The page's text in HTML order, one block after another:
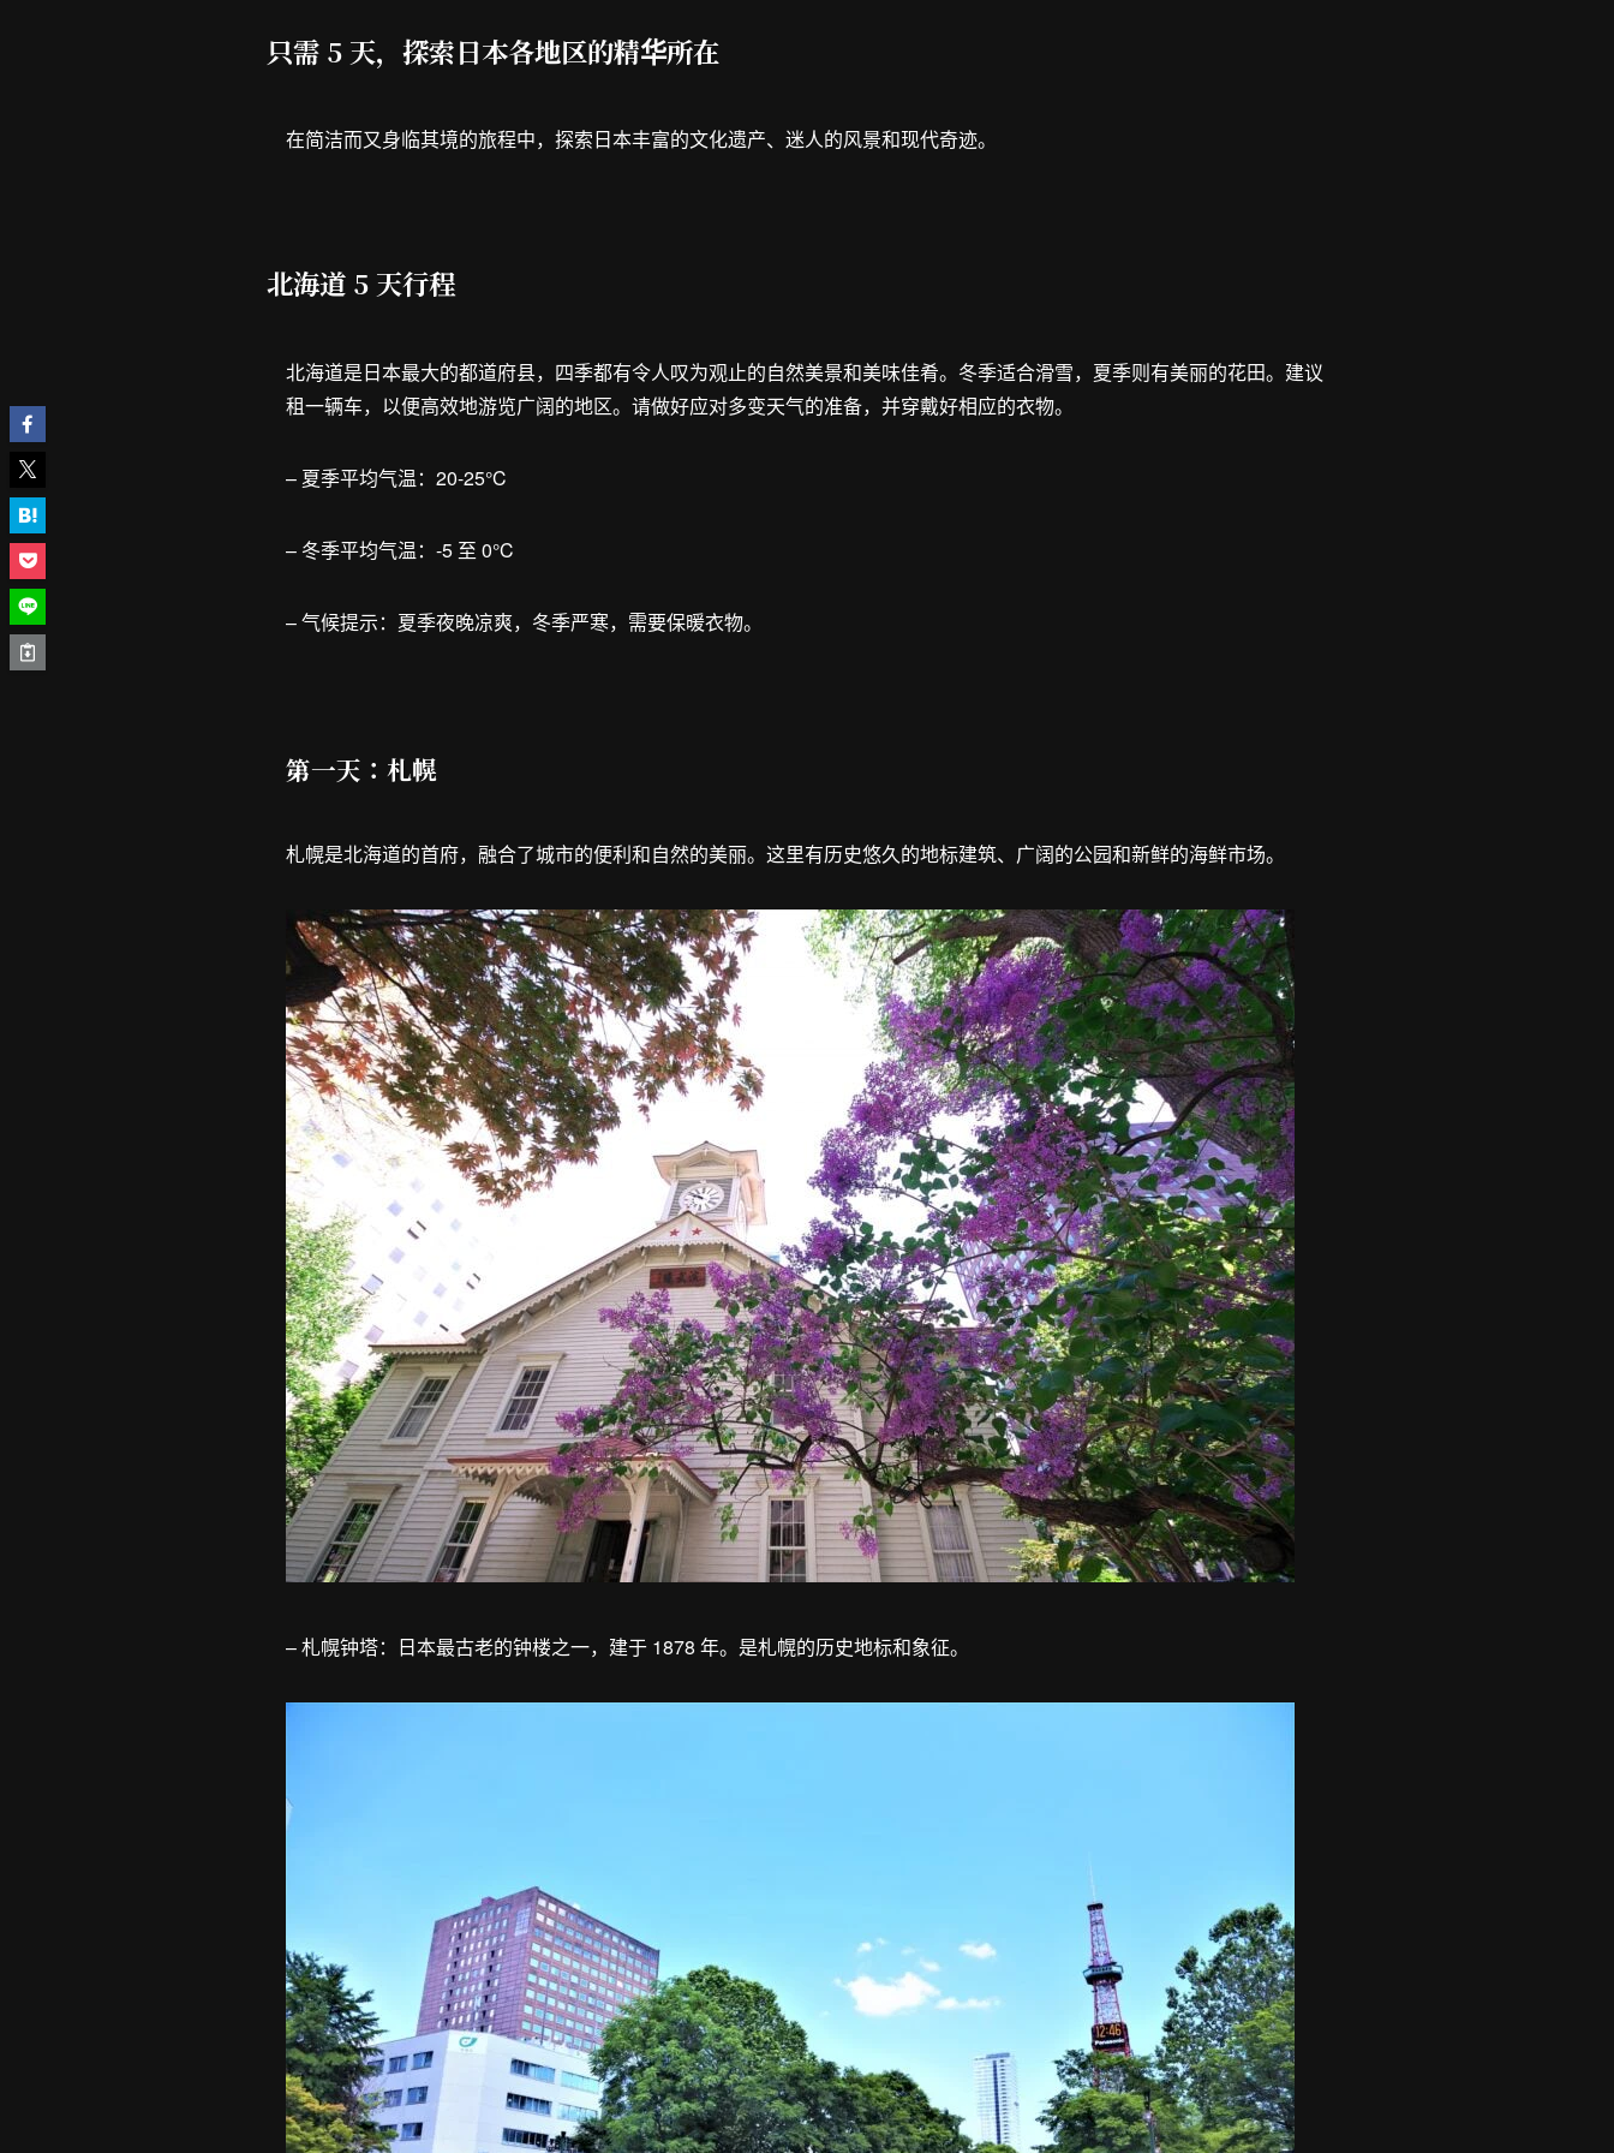
只需 5 天，探索日本各地区的精华所在
在简洁而又身临其境的旅程中，探索日本丰富的文化遗产、迷人的风景和现代奇迹。
北海道 5 天行程
北海道是日本最大的都道府县，四季都有令人叹为观止的自然美景和美味佳肴。冬季适合滑雪，夏季则有美丽的花田。建议
租一辆车，以便高效地游览广阔的地区。请做好应对多变天气的准备，并穿戴好相应的衣物。
– 夏季平均气温：20-25°C
– 冬季平均气温：-5 至 0°C
– 气候提示：夏季夜晚凉爽，冬季严寒，需要保暖衣物。
第一天：札幌
札幌是北海道的首府，融合了城市的便利和自然的美丽。这里有历史悠久的地标建筑、广阔的公园和新鲜的海鲜市场。
– 札幌钟塔：日本最古老的钟楼之一，建于 1878 年。是札幌的历史地标和象征。